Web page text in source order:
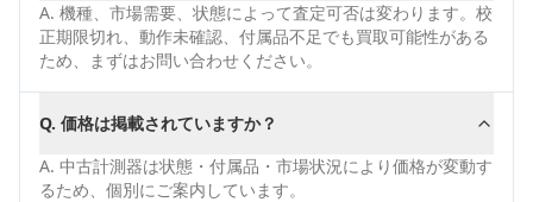
A. 機種、市場需要、状態によって査定可否は変わります。校
正期限切れ、動作未確認、付属品不足でも買取可能性がある
ため、まずはお問い合わせください。
Q. 価格は掲載されていますか？
A. 中古計測器は状態・付属品・市場状況により価格が変動す
るため、個別にご案内しています。